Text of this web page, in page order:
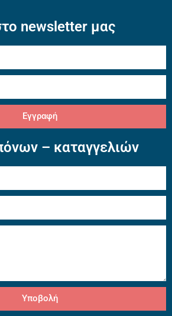
newsletter μας
Εγγραφή
– καταγγελιών
Υποβολή